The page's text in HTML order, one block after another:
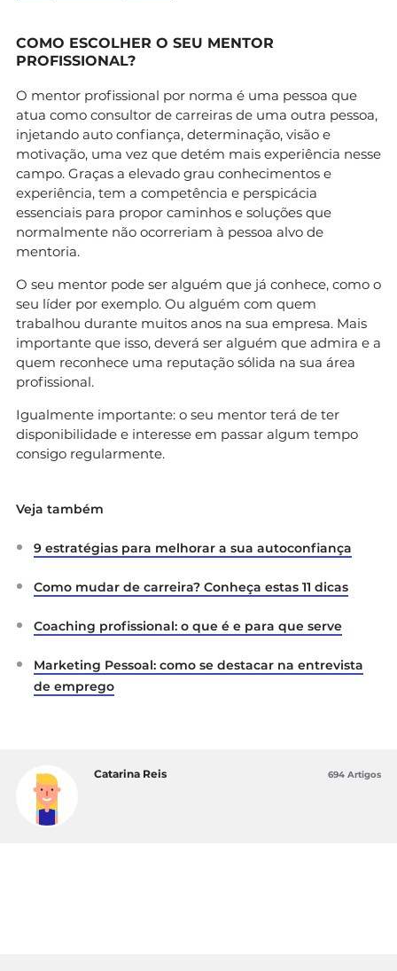
COMO ESCOLHER O SEU MENTOR
PROFISSIONAL?
O mentor profissional por norma é uma pessoa que
atua como consultor de carreiras de uma outra pessoa,
injetando auto confiança, determinação, visão e
motivação, uma vez que detém mais experiência nesse
campo. Graças a elevado grau conhecimentos e
experiência, tem a competência e perspicácia
essenciais para propor caminhos e soluções que
normalmente não ocorreriam à pessoa alvo de
mentoria.
O seu mentor pode ser alguém que já conhece, como o
seu líder por exemplo. Ou alguém com quem
trabalhou durante muitos anos na sua empresa. Mais
importante que isso, deverá ser alguém que admira e a
quem reconhece uma reputação sólida na sua área
profissional.
Igualmente importante: o seu mentor terá de ter
disponibilidade e interesse em passar algum tempo
consigo regularmente.
Veja também
9 estratégias para melhorar a sua autoconfiança
Como mudar de carreira? Conheça estas 11 dicas
Coaching profissional: o que é e para que serve
Marketing Pessoal: como se destacar na entrevista
de emprego
Catarina Reis 694 Artigos